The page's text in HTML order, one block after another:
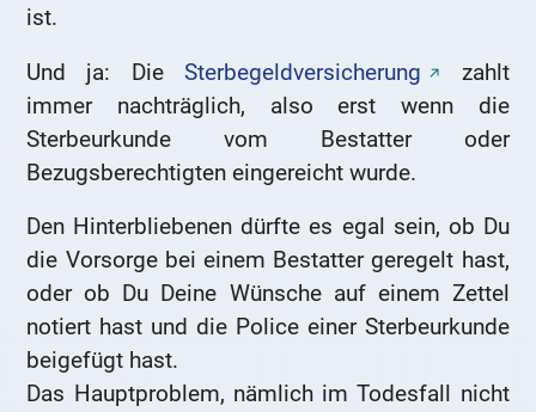
ist.
Und ja: Die Sterbegeldversicherung
zahlt
immer nachträglich, also erst wenn die
Sterbeurkunde vom Bestatter oder
Bezugsberechtigten eingereicht wurde.
Den Hinterbliebenen dürfte es egal sein, ob Du
die Vorsorge bei einem Bestatter geregelt hast,
oder ob Du Deine Wünsche auf einem Zettel
notiert hast und die Police einer Sterbeurkunde
beigefügt hast.
Das Hauptproblem, nämlich im Todesfall nicht